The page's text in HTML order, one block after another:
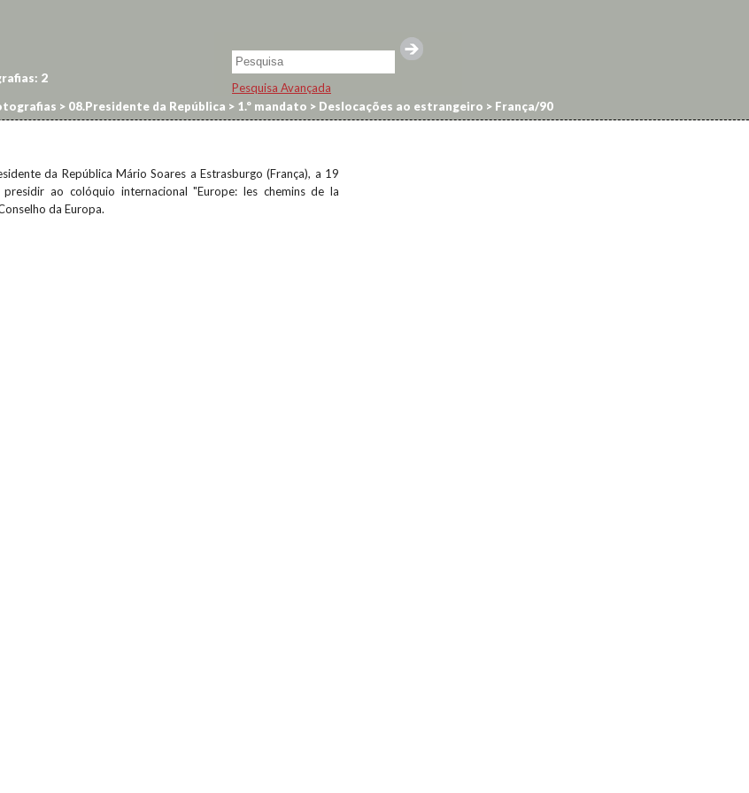
Pesquisa Avançada
2
> 08.Presidente da República > 1.º mandato > Deslocações ao estrangeiro > França/90
da República Mário Soares a Estrasburgo (França), a 19
ao colóquio internacional "Europe: les chemins de la
da Europa.